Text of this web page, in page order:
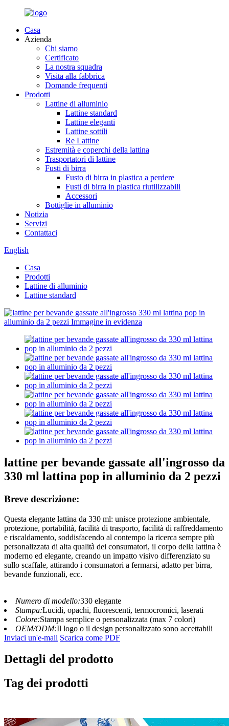
Casa
Azienda
Chi siamo
Certificato
La nostra squadra
Visita alla fabbrica
Domande frequenti
Prodotti
Lattine di alluminio
Lattine standard
Lattine eleganti
Lattine sottili
Re Lattine
Estremità e coperchi della lattina
Trasportatori di lattine
Fusti di birra
Fusto di birra in plastica a perdere
Fusti di birra in plastica riutilizzabili
Accessori
Bottiglie in alluminio
Notizia
Servizi
Contattaci
English
Casa
Prodotti
Lattine di alluminio
Lattine standard
lattine per bevande gassate all'ingrosso da
330 ml lattina pop in alluminio da 2 pezzi
Breve descrizione:
Questa elegante lattina da 330 ml: unisce protezione ambientale,
protezione, portabilità, facilità di trasporto, facilità di raffreddamento
e riscaldamento, soddisfacendo al contempo la ricerca sempre più
personalizzata di alta qualità dei consumatori, il corpo della lattina è
moderno ed elegante, creando un impatto visivo differenziato su
sullo scaffale, attirando i consumatori a fermarsi, adatto per birra,
bevande funzionali, ecc.
Numero di modello:330 elegante
Stampa:Lucidi, opachi, fluorescenti, termocromici, laserati
Colore:Stampa semplice o personalizzata (max 7 colori)
OEM/ODM:Il logo o il design personalizzato sono accettabili
Inviaci un'e-mail Scarica come PDF
Dettagli del prodotto
Tag dei prodotti